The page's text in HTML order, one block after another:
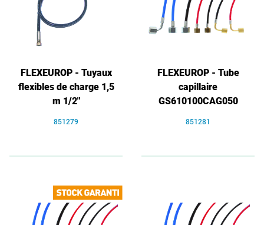
FLEXEUROP - Tuyaux
flexibles de charge 1,5
m 1/2"
851279
FLEXEUROP - Tube
capillaire
GS610100CAG050
851281